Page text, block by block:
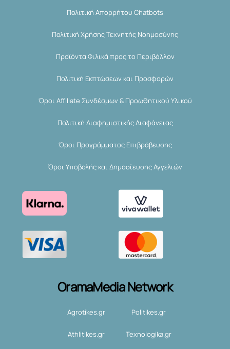
Πολιτική Απορρήτου Chatbots
Πολιτική Χρήσης Τεχνητής Νοημοσύνης
Προϊόντα Φιλικά προς το Περιβάλλον
Πολιτική Εκπτώσεων και Προσφορών
Όροι Affiliate Συνδέσμων & Προωθητικού Υλικού
Πολιτική Διαφημιστικής Διαφάνειας
Όροι Προγράμματος Επιβράβευσης
Όροι Υποβολής και Δημοσίευσης Αγγελιών
OramaMedia Network
Agrotikes.gr Politikes.gr
Athlitikes.gr Texnologika.gr